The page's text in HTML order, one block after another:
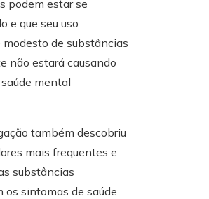
podem estar se
e que seu uso
de substâncias
não estará causando
mental
também descobriu
mais frequentes e
substâncias
os sintomas de saúde